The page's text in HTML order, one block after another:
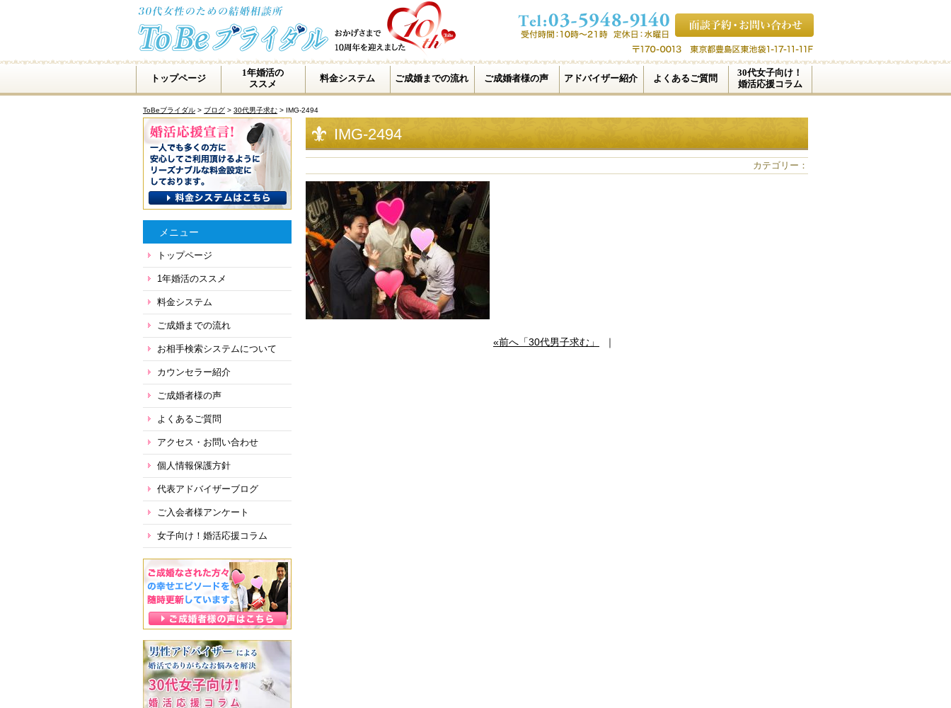
トップページ
1年婚活の
ススメ
料金システム ご成婚までの流れ ご成婚者様の声 アドバイザー紹介 よくあるご質問
30代女子向け！
婚活応援コラム
ToBeブライダル > ブログ > 30代男子求む > IMG-2494
IMG-2494
カテゴリー：
«前へ「30代男子求む」 ｜
メニュー
トップページ
1年婚活のススメ
料金システム
ご成婚までの流れ
お相手検索システムについて
カウンセラー紹介
ご成婚者様の声
よくあるご質問
アクセス・お問い合わせ
個人情報保護方針
代表アドバイザーブログ
ご入会者様アンケート
女子向け！婚活応援コラム